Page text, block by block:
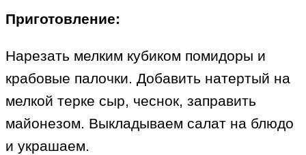
Приготовление:
Нарезать мелким кубиком помидоры и
крабовые палочки. Добавить натертый на
мелкой терке сыр, чеснок, заправить
майонезом. Выкладываем салат на блюдо
и украшаем.